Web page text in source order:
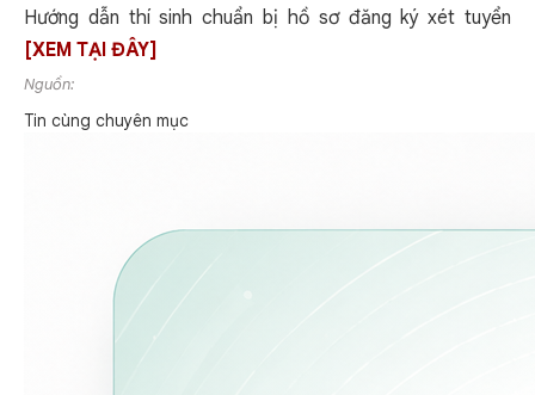
Hướng dẫn thí sinh chuẩn bị hồ sơ đăng ký xét tuyển
[XEM TẠI ĐÂY]
Nguồn:
Tin cùng chuyên mục